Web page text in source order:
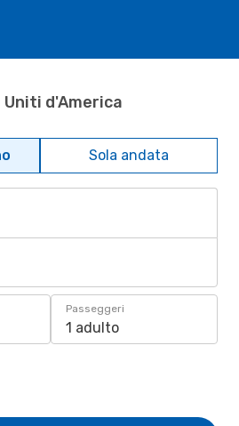
d'America
Sola andata
Passeggeri
1 adulto